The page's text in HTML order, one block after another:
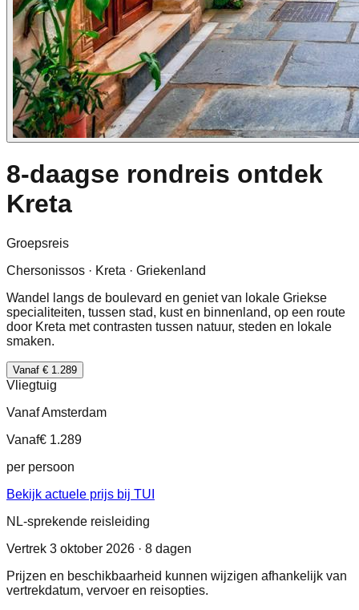
8-daagse rondreis ontdek
Kreta
Groepsreis
Chersonissos · Kreta · Griekenland
Wandel langs de boulevard en geniet van lokale Griekse
specialiteiten, tussen stad, kust en binnenland, op een route
door Kreta met contrasten tussen natuur, steden en lokale
smaken.
Vanaf € 1.289
Vliegtuig
Vanaf Amsterdam
Vanaf€ 1.289
per persoon
Bekijk actuele prijs bij TUI
NL-sprekende reisleiding
Vertrek 3 oktober 2026 · 8 dagen
Prijzen en beschikbaarheid kunnen wijzigen afhankelijk van
vertrekdatum, vervoer en reisopties.